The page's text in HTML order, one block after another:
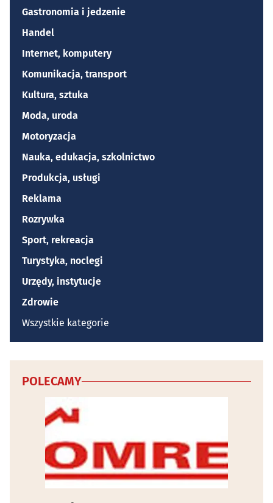
Gastronomia i jedzenie
Handel
Internet, komputery
Komunikacja, transport
Kultura, sztuka
Moda, uroda
Motoryzacja
Nauka, edukacja, szkolnictwo
Produkcja, usługi
Reklama
Rozrywka
Sport, rekreacja
Turystyka, noclegi
Urzędy, instytucje
Zdrowie
Wszystkie kategorie
POLECAMY